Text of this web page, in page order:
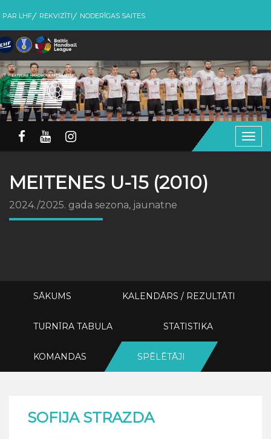
PAR LHF REKVIZĪTI NODERĪGAS SAITES
MEITENES U-15 (2010)
2024./2025. gada sezona, jaunatne
SĀKUMS KALENDĀRS / REZULTĀTI
TURNĪRA TABULA STATISTIKA
KOMANDAS SPĒLĒTĀJI
SOFIJA STRAZDA